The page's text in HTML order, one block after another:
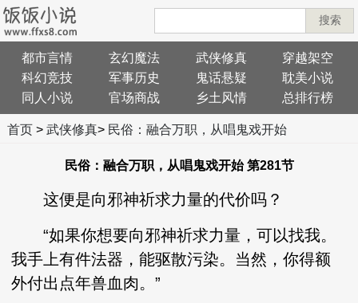
搜索
都市言情 玄幻魔法 武侠修真
穿越架空
科幻竞技
军事历史 鬼话悬疑
耽美小说
同人小说
官场商战 乡土风情 总排行榜
首页> 武侠修真> 民俗：融合万职，从唱鬼戏开始
民俗：融合万职，从唱鬼戏开始 第281节
这便是向邪神祈求力量的代价吗？
“如果你想要向邪神祈求力量，可以找我。
我手上有件法器，能驱散污染。当然，你得额
外付出点年兽血肉。”